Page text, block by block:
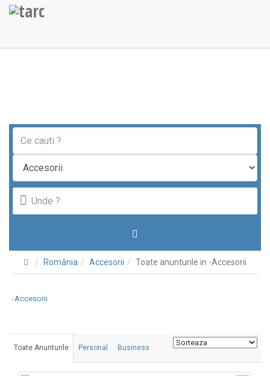
România Accesorii Toate anunturile in -Accesorii
-Accesorii
Toate Anunturile Personal Business